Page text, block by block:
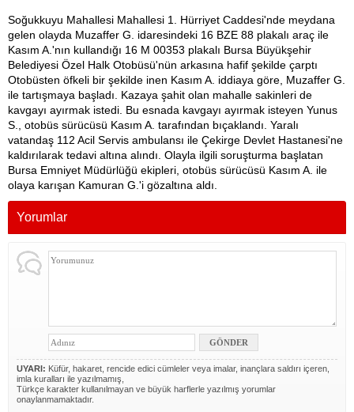
Soğukkuyu Mahallesi Mahallesi 1. Hürriyet Caddesi'nde meydana
gelen olayda Muzaffer G. idaresindeki 16 BZE 88 plakalı araç ile
Kasım A.'nın kullandığı 16 M 00353 plakalı Bursa Büyükşehir
Belediyesi Özel Halk Otobüsü'nün arkasına hafif şekilde çarptı
Otobüsten öfkeli bir şekilde inen Kasım A. iddiaya göre, Muzaffer G.
ile tartışmaya başladı. Kazaya şahit olan mahalle sakinleri de
kavgayı ayırmak istedi. Bu esnada kavgayı ayırmak isteyen Yunus
S., otobüs sürücüsü Kasım A. tarafından bıçaklandı. Yaralı
vatandaş 112 Acil Servis ambulansı ile Çekirge Devlet Hastanesi'ne
kaldırılarak tedavi altına alındı. Olayla ilgili soruşturma başlatan
Bursa Emniyet Müdürlüğü ekipleri, otobüs sürücüsü Kasım A. ile
olaya karışan Kamuran G.'i gözaltına aldı.
Yorumlar
UYARI: Küfür, hakaret, rencide edici cümleler veya imalar, inançlara saldırı içeren,
imla kuralları ile yazılmamış,
Türkçe karakter kullanılmayan ve büyük harflerle yazılmış yorumlar
onaylanmamaktadır.